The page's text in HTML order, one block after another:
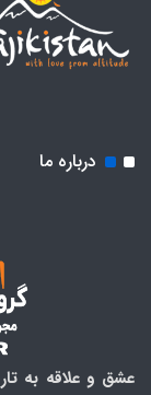
درباره ما
عشق و علاقه به